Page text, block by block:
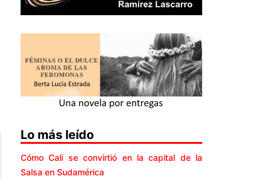
Lo más leído
Cómo Cali se convirtió en la capital de la
Salsa en Sudamérica